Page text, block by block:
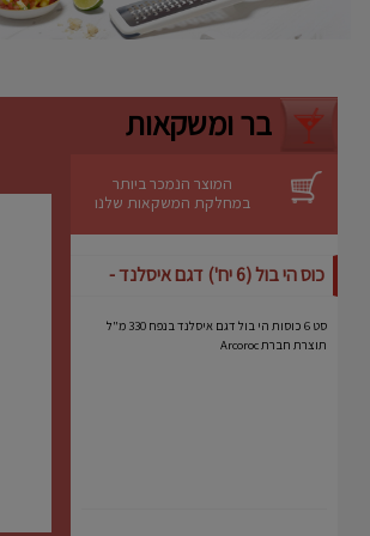
ניקוי קל– ניתן לשטיפה ידנית מהירה.
רגישים.
מבטיחה תוצאה מקצועית גם באפייה
ביתית.
בר ומשקאות
המוצר הנמכר ביותר
במחלקת המשקאות שלנו
כוס הי בול (6 יח') דגם איסלנד -
סט 6 כוסות הי בול דגם איסלנד בנפח 330 מ"ל
תוצרת חברת Arcoroc